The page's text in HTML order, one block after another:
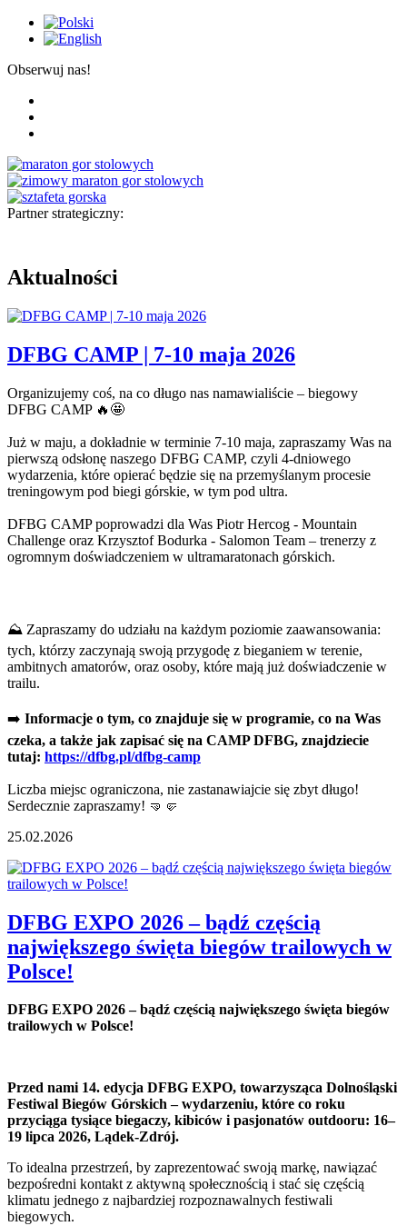
Obserwuj nas!
Partner strategiczny:
Aktualności
DFBG CAMP | 7-10 maja 2026
Organizujemy coś, na co długo nas namawialiście – biegowy
DFBG CAMP 🔥 🤩
Już w maju, a dokładnie w terminie 7-10 maja, zapraszamy Was na
pierwszą odsłonę naszego DFBG CAMP, czyli 4-dniowego
wydarzenia, które opierać będzie się na przemyślanym procesie
treningowym pod biegi górskie, w tym pod ultra.
DFBG CAMP poprowadzi dla Was Piotr Hercog - Mountain
Challenge oraz Krzysztof Bodurka - Salomon Team – trenerzy z
ogromnym doświadczeniem w ultramaratonach górskich.
⛰️ Zapraszamy do udziału na każdym poziomie zaawansowania:
tych, którzy zaczynają swoją przygodę z bieganiem w terenie,
ambitnych amatorów, oraz osoby, które mają już doświadczenie w
trailu.
➡️ Informacje o tym, co znajduje się w programie, co na Was
czeka, a także jak zapisać się na CAMP DFBG, znajdziecie
tutaj: https://dfbg.pl/dfbg-camp
Liczba miejsc ograniczona, nie zastanawiajcie się zbyt długo!
Serdecznie zapraszamy! 🤜 🤛
25.02.2026
DFBG EXPO 2026 – bądź częścią
największego święta biegów trailowych w
Polsce!
DFBG EXPO 2026 – bądź częścią największego święta biegów
trailowych w Polsce!
Przed nami 14. edycja DFBG EXPO, towarzysząca Dolnośląski
Festiwal Biegów Górskich – wydarzeniu, które co roku
przyciąga tysiące biegaczy, kibiców i pasjonatów outdooru: 16–
19 lipca 2026, Lądek-Zdrój.
To idealna przestrzeń, by zaprezentować swoją markę, nawiązać
bezpośredni kontakt z aktywną społecznością i stać się częścią
klimatu jednego z najbardziej rozpoznawalnych festiwali
biegowych.